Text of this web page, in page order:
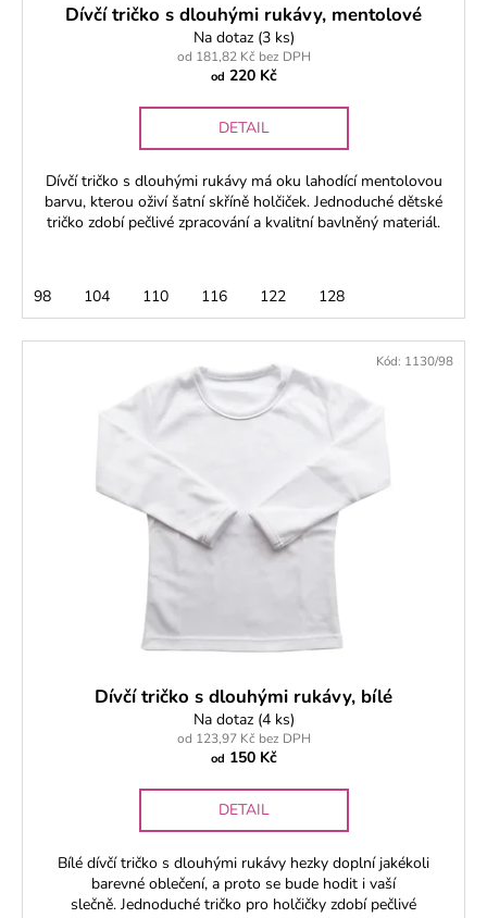
Dívčí tričko s dlouhými rukávy, mentolové
Na dotaz (3 ks)
od 181,82 Kč bez DPH
od 220 Kč
DETAIL
Dívčí tričko s dlouhými rukávy má oku lahodící mentolovou
barvu, kterou oživí šatní skříně holčiček. Jednoduché dětské
tričko zdobí pečlivé zpracování a kvalitní bavlněný materiál.
98 104 110 116 122 128
Dívčí tričko s dlouhými rukávy, bílé
Na dotaz (4 ks)
od 123,97 Kč bez DPH
od 150 Kč
DETAIL
Bílé dívčí tričko s dlouhými rukávy hezky doplní jakékoli
barevné oblečení, a proto se bude hodit i vaší
slečně. Jednoduché tričko pro holčičky zdobí pečlivé
Kód: 1130/98